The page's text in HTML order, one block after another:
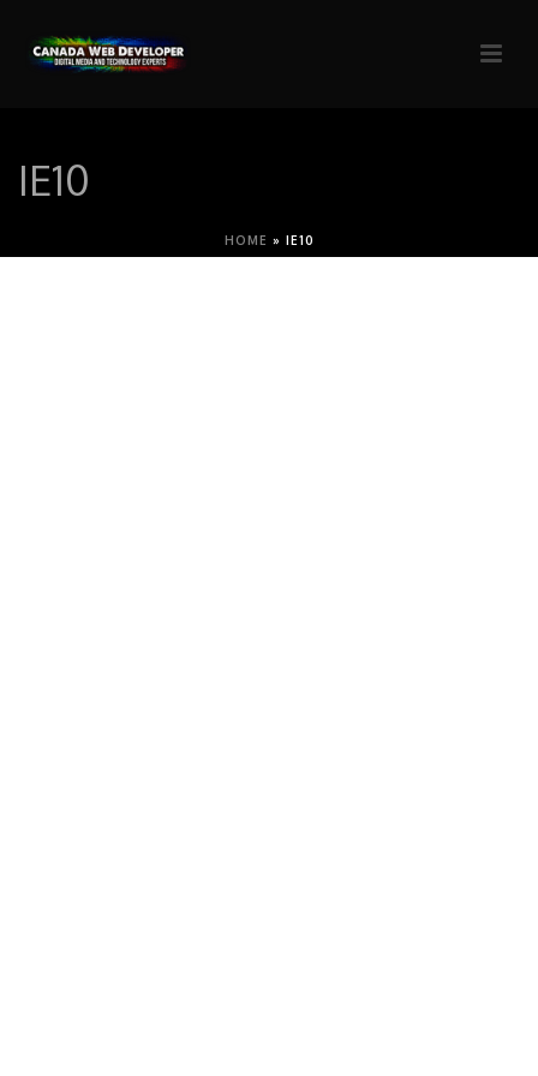
IE10
HOME » IE10